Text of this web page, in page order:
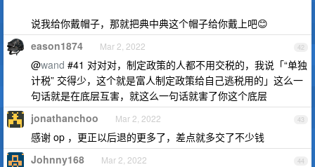
说我给你戴帽子，那就把典中典这个帽子给你戴上吧😊
42
eason1874 Mar 2, 2022
@wand #41 对对对，制定政策的人都不用交税的，我说「“单独
计税” 交得少，这个就是富人制定政策给自己逃税用的」这么一
句话就是在底层互害，就这么一句话就害了你这个底层
43
jonathanchoo Mar 2, 2022
感谢 op ，更正以后退的更多了，差点就多交了不少钱
44
Johnny168 Mar 2, 2022